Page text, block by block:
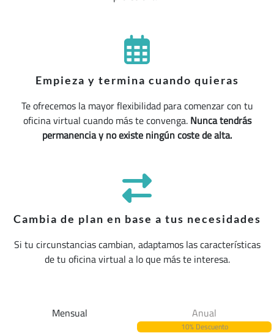
Empieza y termina cuando quieras
Te ofrecemos la mayor flexibilidad para comenzar con tu
oficina virtual cuando más te convenga.Nunca tendrás
permanencia y no existe ningún coste de alta.
Cambia de plan en base a tus necesidades
Si tu circunstancias cambian, adaptamos las características
de tu oficina virtual a lo que más te interesa.
Mensual Anual
10% Descuento